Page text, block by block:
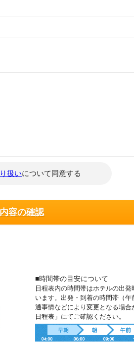
扱いについて同意する
■時間帯の目安について
日程表内の時間帯はホテルの出
います。出発・到着の時間帯（
通事情などにより変更となる場
日程表」にてご確認ください。